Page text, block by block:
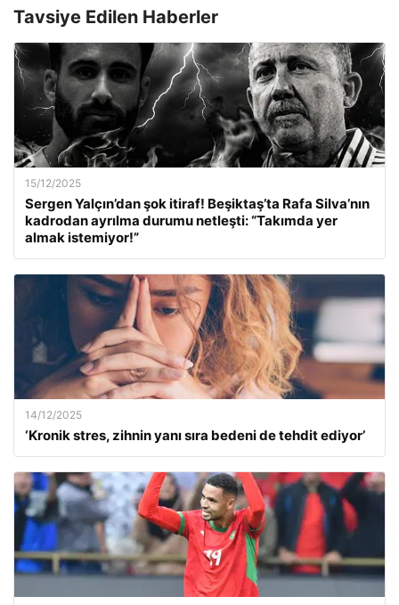
Tavsiye Edilen Haberler
15/12/2025
Sergen Yalçın’dan şok itiraf! Beşiktaş’ta Rafa Silva’nın
kadrodan ayrılma durumu netleşti: “Takımda yer
almak istemiyor!”
14/12/2025
‘Kronik stres, zihnin yanı sıra bedeni de tehdit ediyor’